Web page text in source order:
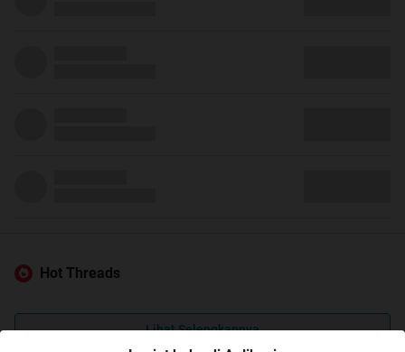
Hot Threads
Lihat Selengkapnya